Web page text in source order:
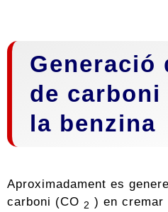
Generació
de
la benzina
Aproximadament es
carboni (CO 2 ) en cremar